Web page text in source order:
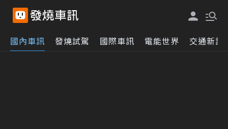
國內車訊 發燒試駕 國際車訊 電能世界 交通新訊